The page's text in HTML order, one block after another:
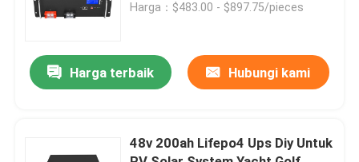
Baterai Lifepo4 24V
Pembangkit Listrik Portabel Lithium
Harga：$483.00 - $897.75/pieces
Harga terbaik Hubungi kami
48v 200ah Lifepo4 Ups Diy Untuk